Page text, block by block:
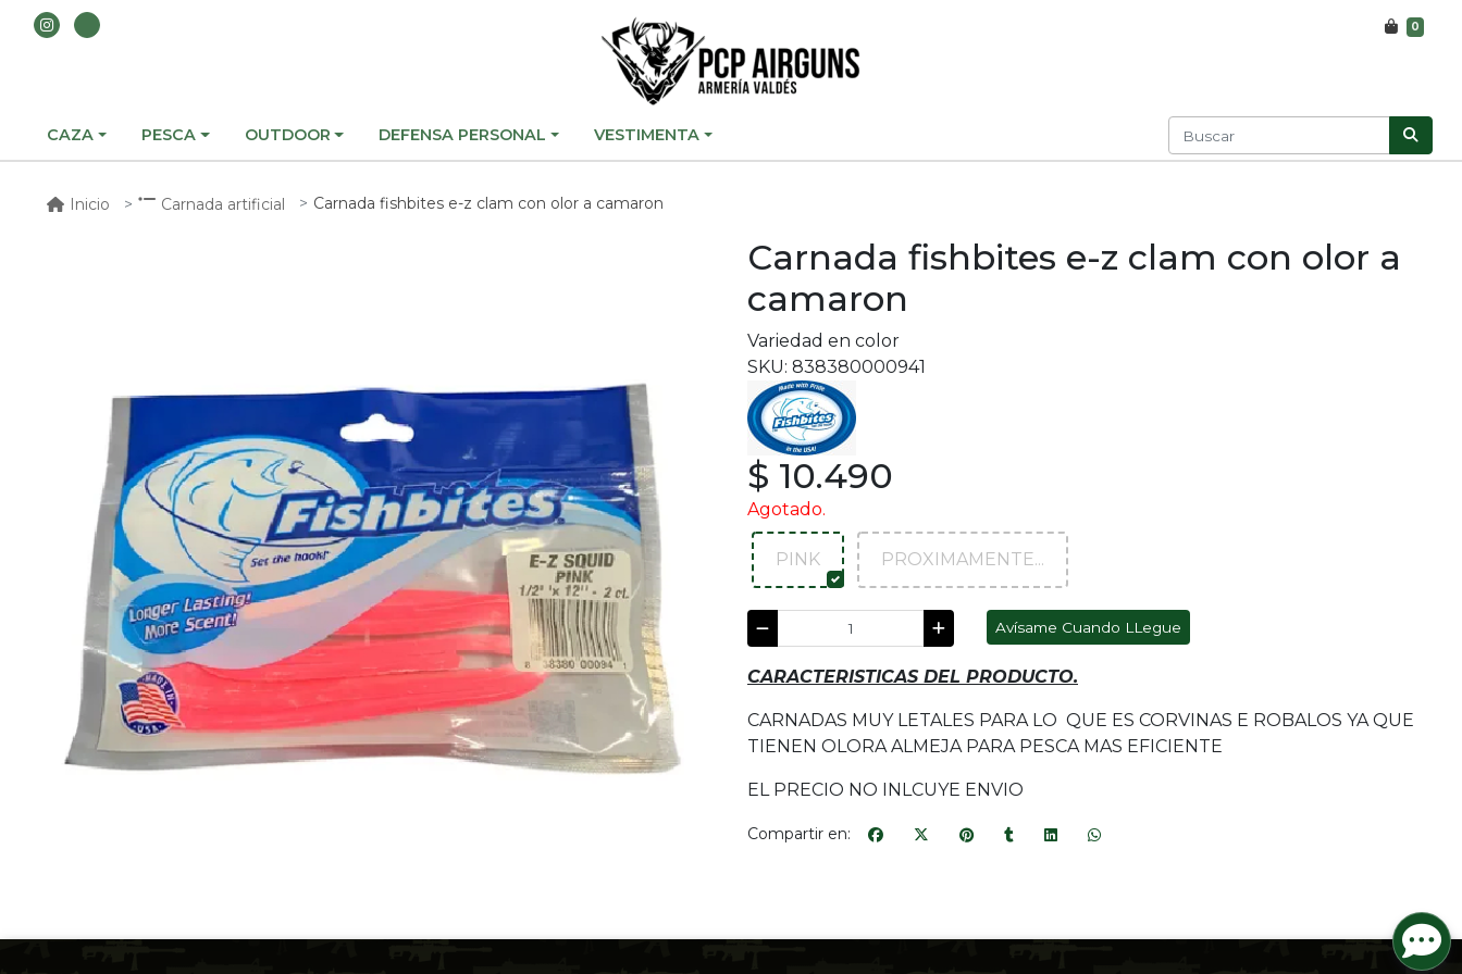
0
CAZA PESCA OUTDOOR DEFENSA PERSONAL VESTIMENTA
Inicio Carnada artificial Carnada fishbites e-z clam con olor a camaron
Carnada fishbites e-z clam con olor a
camaron
Variedad en color
SKU: 838380000941
$ 10.490
Agotado.
PINK PROXIMAMENTE...
Avísame Cuando LLegue
CARACTERISTICAS DEL PRODUCTO.
CARNADAS MUY LETALES PARA LO QUE ES CORVINAS E ROBALOS YA QUE
TIENEN OLORA ALMEJA PARA PESCA MAS EFICIENTE
EL PRECIO NO INLCUYE ENVIO
Compartir en: